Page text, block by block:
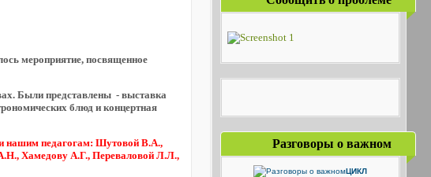
мероприятие, посвященное
Были представлены - выставка
блюд и концертная
нашим педагогам: Шутовой В.А.,
Хамедову А.Г., Переваловой Л.Л.,
Разговоры о важном
ЦИКЛ